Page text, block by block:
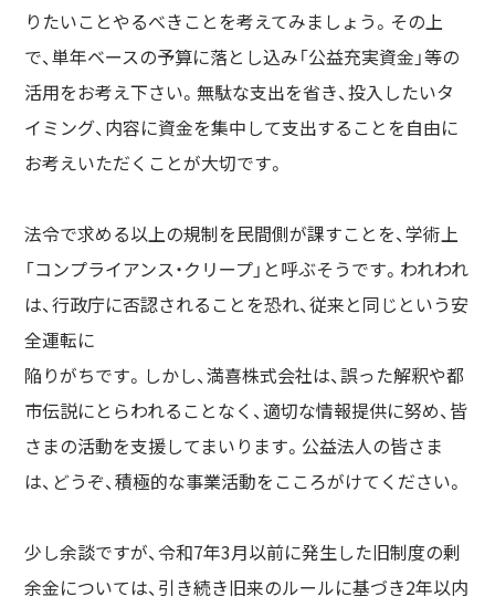
りたいことやるべきことを考えてみましょう。その上
で、単年ベースの予算に落とし込み「公益充実資金」等の
活用をお考え下さい。無駄な支出を省き、投入したいタ
イミング、内容に資金を集中して支出することを自由に
お考えいただくことが大切です。
法令で求める以上の規制を民間側が課すことを、学術上
「コンプライアンス・クリープ」と呼ぶそうです。われわれ
は、行政庁に否認されることを恐れ、従来と同じという安
全運転に
陥りがちです。しかし、満喜株式会社は、誤った解釈や都
市伝説にとらわれることなく、適切な情報提供に努め、皆
さまの活動を支援してまいります。公益法人の皆さま
は、どうぞ、積極的な事業活動をこころがけてください。
少し余談ですが、令和7年3月以前に発生した旧制度の剰
余金については、引き続き旧来のルールに基づき2年以内